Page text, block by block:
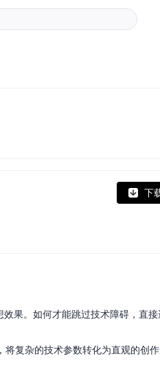
下
果。如何才能跳过技术障碍，直
复杂的技术参数转化为直观的创